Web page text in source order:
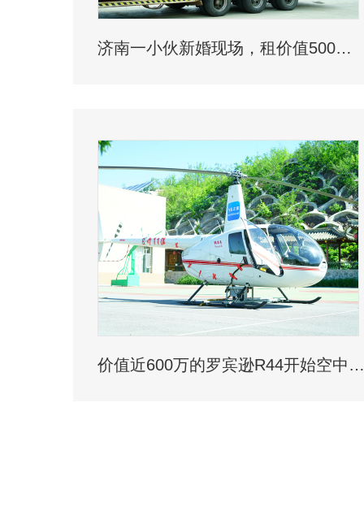
济南一小伙新婚现场，租价值500多万的直升机助阵
价值近600万的罗宾逊R44开始空中飞播造林